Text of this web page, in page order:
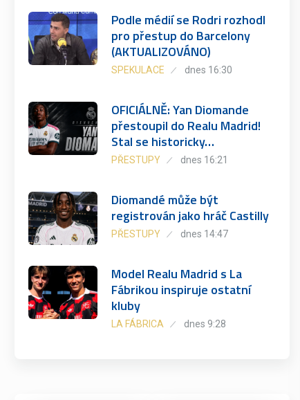
Podle médií se Rodri rozhodl
pro přestup do Barcelony
(AKTUALIZOVÁNO)
SPEKULACE dnes 16:30
OFICIÁLNĚ: Yan Diomande
přestoupil do Realu Madrid!
Stal se historicky…
PŘESTUPY dnes 16:21
Diomandé může být
registrován jako hráč Castilly
PŘESTUPY dnes 14:47
Model Realu Madrid s La
Fábrikou inspiruje ostatní
kluby
LA FÁBRICA dnes 9:28